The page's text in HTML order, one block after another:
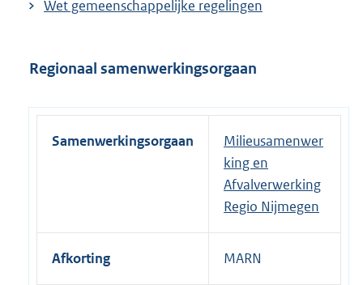
Wet gemeenschappelijke regelingen
Regionaal samenwerkingsorgaan
Samenwerkingsorgaan
Milieusamenwer
king en
Afvalverwerking
Regio Nijmegen
Afkorting MARN